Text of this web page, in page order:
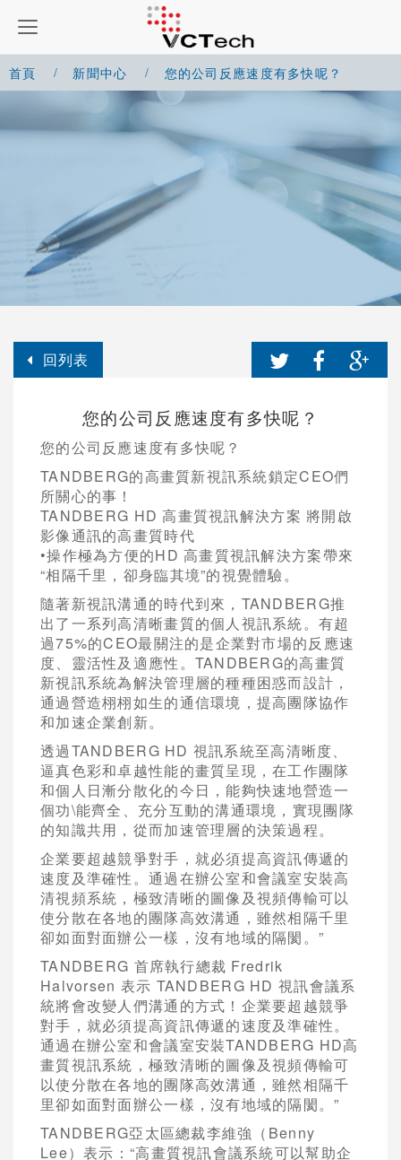
首頁 新聞中心 您的公司反應速度有多快呢？
回列表
您的公司反應速度有多快呢？
您的公司反應速度有多快呢？
TANDBERG的高畫質新視訊系統鎖定CEO們
所關心的事！
TANDBERG HD 高畫質視訊解決方案 將開啟
影像通訊的高畫質時代
•操作極為方便的HD 高畫質視訊解決方案帶來
“相隔千里，卻身臨其境”的視覺體驗。
隨著新視訊溝通的時代到來，TANDBERG推
出了一系列高清晰畫質的個人視訊系統。有超
過75%的CEO最關注的是企業對市場的反應速
度、靈活性及適應性。TANDBERG的高畫質
新視訊系統為解決管理層的種種困惑而設計，
通過營造栩栩如生的通信環境，提高團隊協作
和加速企業創新。
透過TANDBERG HD 視訊系統至高清晰度、
逼真色彩和卓越性能的畫質呈現，在工作團隊
和個人日漸分散化的今日，能夠快速地營造一
個功\能齊全、充分互動的溝通環境，實現團隊
的知識共用，從而加速管理層的決策過程。
企業要超越競爭對手，就必須提高資訊傳遞的
速度及準確性。通過在辦公室和會議室安裝高
清視頻系統，極致清晰的圖像及視頻傳輸可以
使分散在各地的團隊高效溝通，雖然相隔千里
卻如面對面辦公一樣，沒有地域的隔閡。”
TANDBERG 首席執行總裁 Fredrik
Halvorsen 表示 TANDBERG HD 視訊會議系
統將會改變人們溝通的方式！企業要超越競爭
對手，就必須提高資訊傳遞的速度及準確性。
通過在辦公室和會議室安裝TANDBERG HD高
畫質視訊系統，極致清晰的圖像及視頻傳輸可
以使分散在各地的團隊高效溝通，雖然相隔千
里卻如面對面辦公一樣，沒有地域的隔閡。”
TANDBERG亞太區總裁李維強（Benny
Lee）表示：“高畫質視訊會議系統可以幫助企